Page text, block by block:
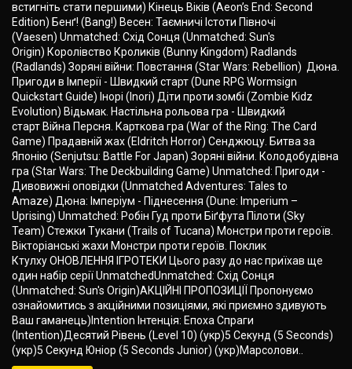
встигніть стати першими) Кінець Віків (Aeon’s End: Second
Edition) Бенґ! (Bang!) Весен: Таємничі Істоти Півночі
(Vaesen) Unmatched: Схід Cонця (Unmatched: Sun's
Origin) Королівство Кроликів (Bunny Kingdom) Radlands
(Radlands) Зоряні війни: Повстання (Star Wars: Rebellion) Дюна.
Пригоди в Імперії - Швидкий старт (Dune RPG Wormsign
Quickstart Guide) Інорі (Inori) Діти проти зомбі (Zombie Kidz
Evolution) Відьмак. Настільна рольова гра - Швидкий
старт Війна Персня. Карткова гра (War of the Ring: The Card
Game) Прадавній жах (Eldritch Horror) Сенджюцу. Битва за
Японію (Senjutsu: Battle For Japan) Зоряні війни. Колодобудівна
гра (Star Wars: The Deckbuilding Game) Unmatched: Пригоди -
Дивовижні оповідки (Unmatched Adventures: Tales to
Amaze) Дюна: Імперіум - Піднесення (Dune: Imperium –
Uprising) Unmatched: Робін Гуд проти Біґфута Пілоти (Sky
Team) Стежки Тукани (Trails of Tucana) Монстри проти героїв.
Вікторіанські жахи Монстри проти героїв. Поклик
Ктулху ОНОВЛЕННЯ ІГРОТЕКИ Цього разу до нас приїхав ще
один набір серії UnmatchedUnmatched: Схід Cонця
(Unmatched: Sun's Origin)АКЦІЙНІ ПРОПОЗИЦІЇ Пропонуємо
ознайомитись з акційними позиціями, які приємно здивують
Ваш гаманець)Intention Інтенція: Епоха Спраги
(Intention)Десятий Рівень (Level 10) (укр)5 Секунд (5 Seconds)
(укр)5 Секунд Юніор (5 Seconds Junior) (укр)Марсолови..